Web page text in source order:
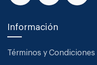
Información
Términos y Condiciones